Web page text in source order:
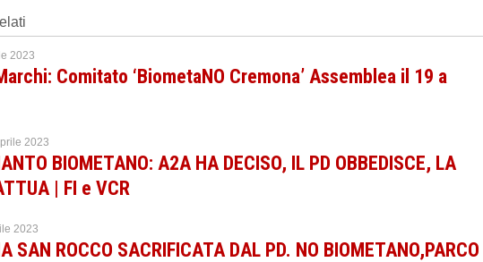
2023
Comitato ‘BiometaNO Cremona’ Assemblea il 19 a
2023
BIOMETANO: A2A HA DECISO, IL PD OBBEDISCE, LA
| FI e VCR
2023
SAN ROCCO SACRIFICATA DAL PD. NO BIOMETANO,PARCO